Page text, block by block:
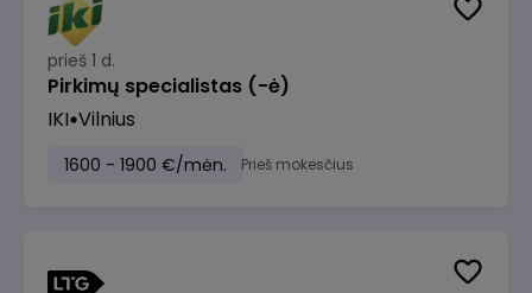
prieš 1 d.
Pirkimų specialistas (-ė)
IKI Vilnius
1600 - 1900 €/mėn. Prieš mokesčius